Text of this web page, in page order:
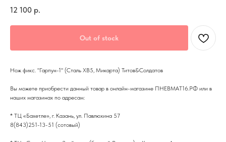
12 100 р.
Out of stock
Нож фикс. "Гарпун-1" (Сталь ХВ5, Микарта) Титов&Солдатов
Вы можете приобрести данный товар в онлайн-магазине ПНЕВМАТ16.РФ или в
наших магазинах по адресам:
* ТЦ «Бахетле», г. Казань, ул. Павлюхина 57
8(843)251-13-51 (сотовый)